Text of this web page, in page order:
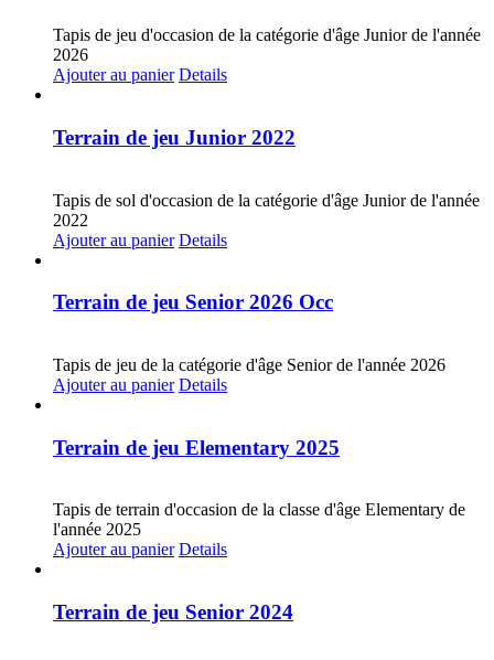
Tapis de jeu d'occasion de la catégorie d'âge Junior de l'année
2026
Ajouter au panier Details
Terrain de jeu Junior 2022
Tapis de sol d'occasion de la catégorie d'âge Junior de l'année
2022
Ajouter au panier Details
Terrain de jeu Senior 2026 Occ
Tapis de jeu de la catégorie d'âge Senior de l'année 2026
Ajouter au panier Details
Terrain de jeu Elementary 2025
Tapis de terrain d'occasion de la classe d'âge Elementary de
l'année 2025
Ajouter au panier Details
Terrain de jeu Senior 2024